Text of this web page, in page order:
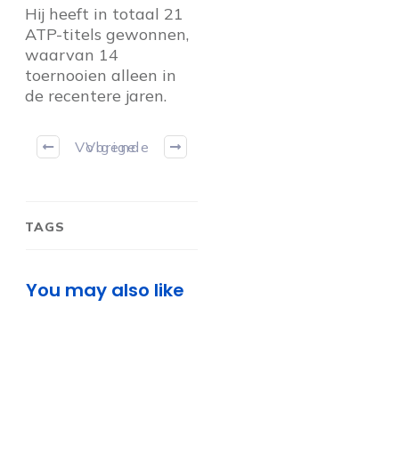
Hij heeft in totaal 21
ATP-titels gewonnen,
waarvan 14
toernooien alleen in
de recentere jaren.
Vorige
Volgende
TAGS
You may also like